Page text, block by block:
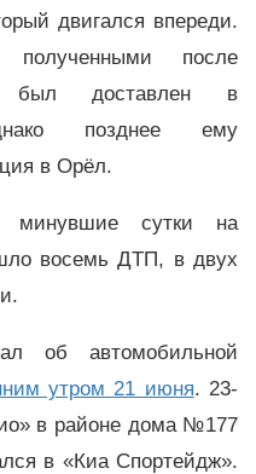
двигался впереди.
после
был доставлен в
позднее ему
в Орёл.
минувшие сутки на
восемь ДТП, в двух
об автомобильной
утром 21 июня. 23-
в районе дома №177
в «Киа Спортейдж».